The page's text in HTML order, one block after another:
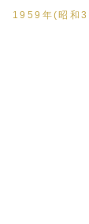
1959年(昭和